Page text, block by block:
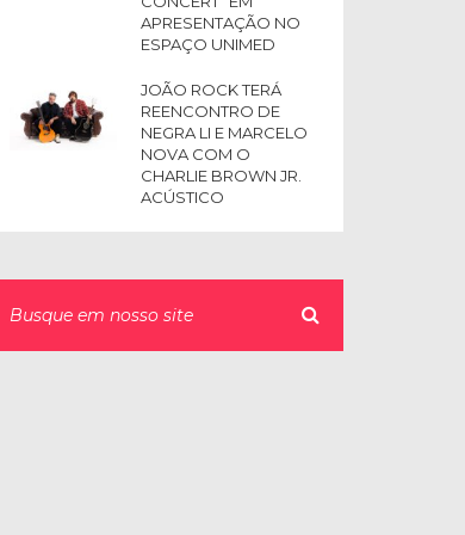
APRESENTAÇÃO NO
ESPAÇO UNIMED
JOÃO ROCK TERÁ
REENCONTRO DE
NEGRA LI E MARCELO
NOVA COM O
CHARLIE BROWN JR.
ACÚSTICO